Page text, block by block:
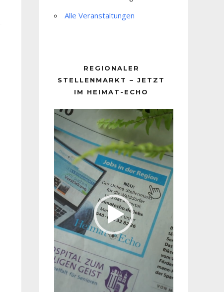
Alle Veranstaltungen
REGIONALER
STELLENMARKT – JETZT
IM HEIMAT-ECHO
Player